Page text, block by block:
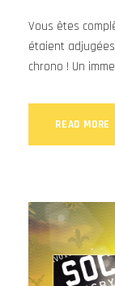
Vous êtes
étaient
chrono ! Un
READ MORE